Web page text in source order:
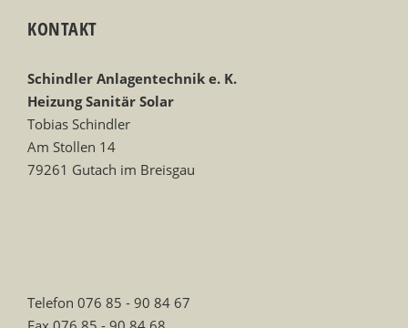
KONTAKT
Schindler Anlagentechnik e. K.
Heizung Sanitär Solar
Tobias Schindler
Am Stollen 14
79261 Gutach im Breisgau
Telefon 076 85 - 90 84 67